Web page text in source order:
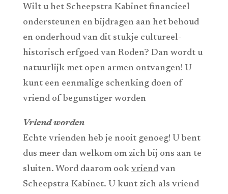
Wilt u het Scheepstra Kabinet financieel
ondersteunen en bijdragen aan het behoud
en onderhoud van dit stukje cultureel-
historisch erfgoed van Roden? Dan wordt u
natuurlijk met open armen ontvangen! U
kunt een eenmalige schenking doen of
vriend of begunstiger worden
Vriend worden
Echte vrienden heb je nooit genoeg! U bent
dus meer dan welkom om zich bij ons aan te
sluiten. Word daarom ook vriendvan
Scheepstra Kabinet. U kunt zich als vriend